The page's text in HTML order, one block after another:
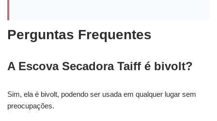
Perguntas Frequentes
A Escova Secadora Taiff é bivolt?
Sim, ela é bivolt, podendo ser usada em qualquer lugar sem
preocupações.